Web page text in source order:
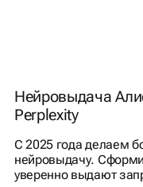
Нейровыдача
Perplexity
С 2025 года делаем
нейровыдачу.
уверенно выдают